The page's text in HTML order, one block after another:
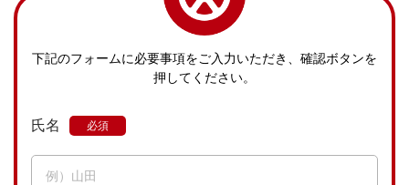
下記のフォームに必要事項をご入力いただき、確認ボタンを
押してください。
氏名